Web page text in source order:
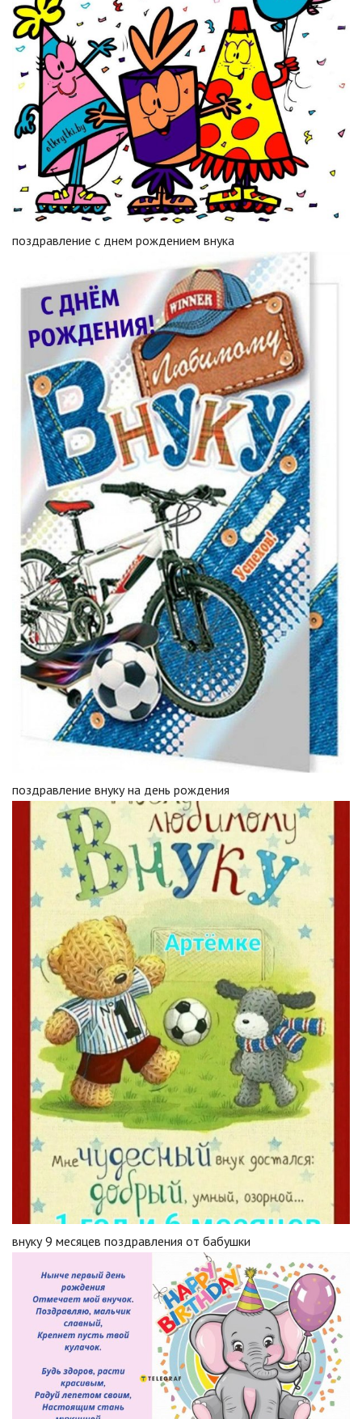
поздравление с днем рождением внука
поздравление внуку на день рождения
внуку 9 месяцев поздравления от бабушки